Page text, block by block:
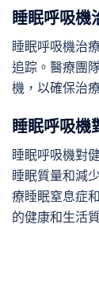
睡眠呼吸機
睡眠呼吸機治
追踪。醫療團
機，以確保治
睡眠呼吸機
睡眠呼吸機對
睡眠質量和減
療睡眠窒息症
的健康和生活